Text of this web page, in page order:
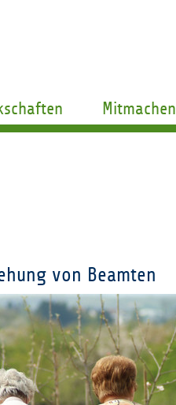
Mitmachen
von Beamten